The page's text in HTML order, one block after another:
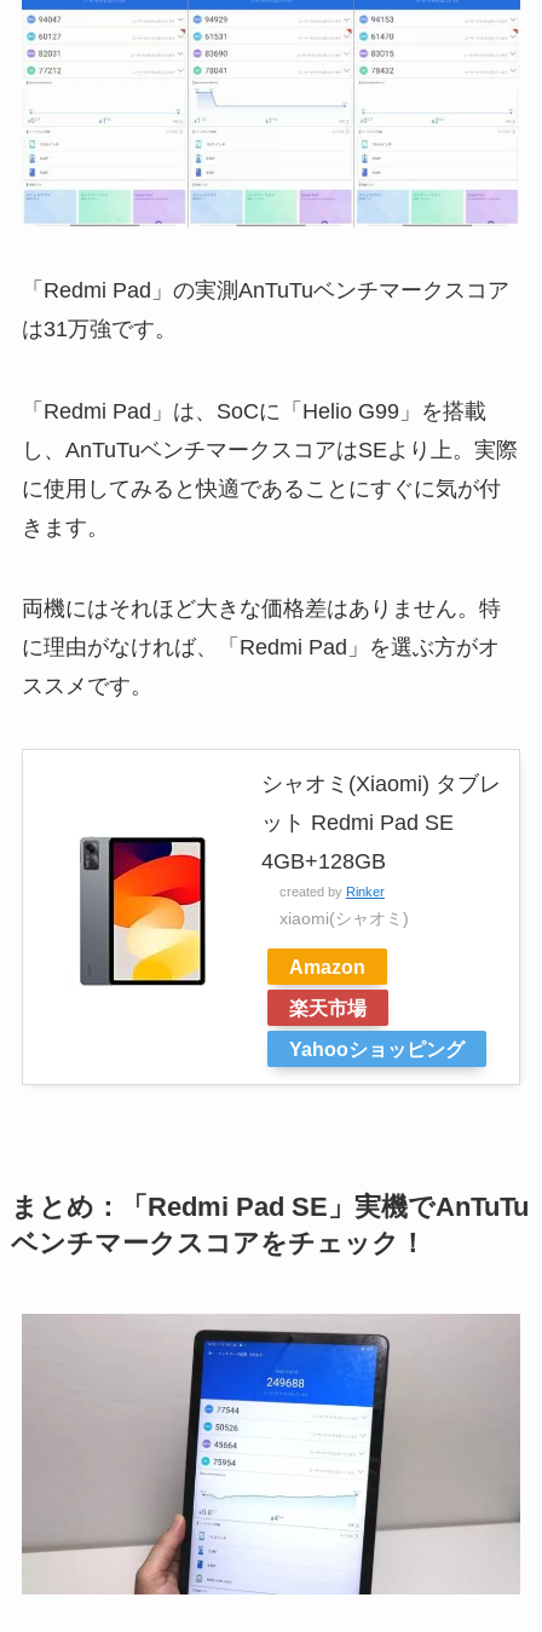
「Redmi Pad」の実測AnTuTuベンチマークスコア
は31万強です。
「Redmi Pad」は、SoCに「Helio G99」を搭載
し、AnTuTuベンチマークスコアはSEより上。実際
に使用してみると快適であることにすぐに気が付
きます。
両機にはそれほど大きな価格差はありません。特
に理由がなければ、「Redmi Pad」を選ぶ方がオ
ススメです。
シャオミ(Xiaomi) タブレ
ット Redmi Pad SE
4GB+128GB
created by Rinker
xiaomi(シャオミ)
Amazon
楽天市場
Yahooショッピング
まとめ：「Redmi Pad SE」実機でAnTuTu
ベンチマークスコアをチェック！